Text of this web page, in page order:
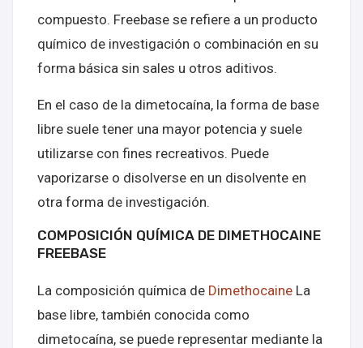
compuesto. Freebase se refiere a un producto
químico de investigación o combinación en su
forma básica sin sales u otros aditivos.
En el caso de la dimetocaína, la forma de base
libre suele tener una mayor potencia y suele
utilizarse con fines recreativos. Puede
vaporizarse o disolverse en un disolvente en
otra forma de investigación.
COMPOSICIÓN QUÍMICA DE DIMETHOCAINE
FREEBASE
La composición química de Dimethocaine La
base libre, también conocida como
dimetocaína, se puede representar mediante la